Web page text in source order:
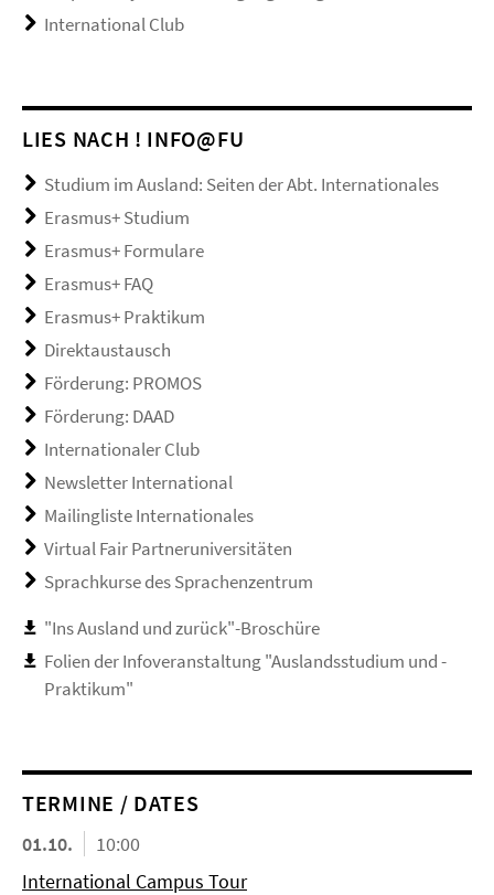
International Club
LIES NACH ! INFO@FU
Studium im Ausland: Seiten der Abt. Internationales
Erasmus+ Studium
Erasmus+ Formulare
Erasmus+ FAQ
Erasmus+ Praktikum
Direktaustausch
Förderung: PROMOS
Förderung: DAAD
Internationaler Club
Newsletter International
Mailingliste Internationales
Virtual Fair Partneruniversitäten
Sprachkurse des Sprachenzentrum
"Ins Ausland und zurück"-Broschüre
Folien der Infoveranstaltung "Auslandsstudium und -
Praktikum"
TERMINE / DATES
01.10.
10:00
International Campus Tour